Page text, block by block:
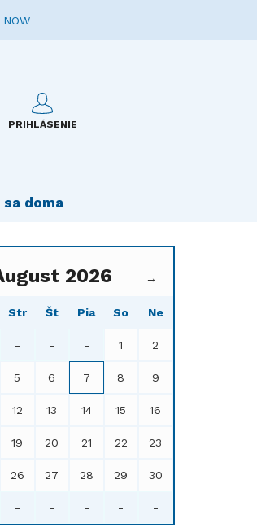
NOW
PRIHLÁSENIE
sa doma
2026 →
Str Št Pia So Ne
- - - 1 2
5 6 7 8 9
12 13 14 15 16
19 20 21 22 23
26 27 28 29 30
- - - - -